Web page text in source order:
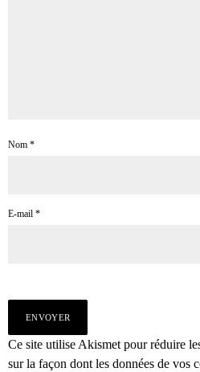
Nom *
E-mail *
Ce site utilise Akismet pour réduire
sur la façon dont les données de vos